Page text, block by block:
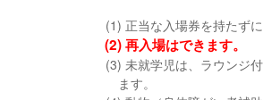
(1) 正当な入場券を持たず
(2) 再入場はできます。
(3) 未就学児は、ラウンジ
ます。